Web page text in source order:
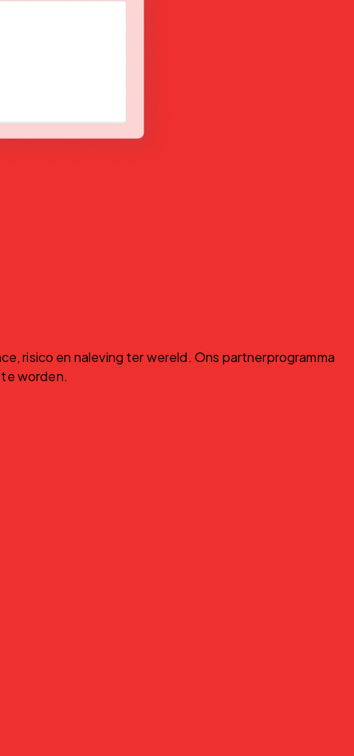
risico en naleving ter wereld. Ons partnerprogramma
worden.